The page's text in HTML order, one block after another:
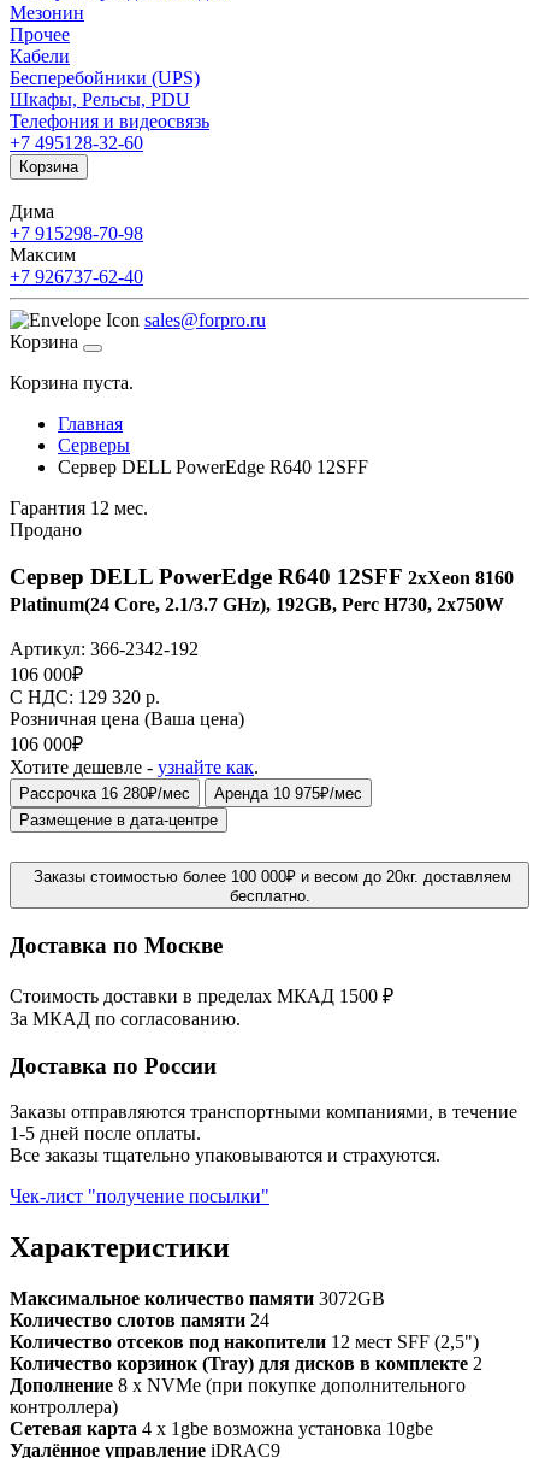
Мезонин
Прочее
Кабели
Бесперебойники (UPS)
Шкафы, Рельсы, PDU
Телефония и видеосвязь
+7 495128-32-60
Корзина
Дима
+7 915298-70-98
Максим
+7 926737-62-40
sales@forpro.ru
Корзина
Корзина пуста.
Главная
Серверы
Сервер DELL PowerEdge R640 12SFF
Гарантия 12 мес.
Продано
Сервер DELL PowerEdge R640 12SFF 2xXeon 8160
Platinum(24 Core, 2.1/3.7 GHz), 192GB, Perc H730, 2x750W
Артикул: 366-2342-192
106 000₽
C НДС: 129 320 р.
Розничная цена (Ваша цена)
106 000₽
Хотите дешевле - узнайте как.
Рассрочка 16 280₽/мес
Аренда 10 975₽/мес
Размещение в дата-центре
Заказы стоимостью более 100 000₽ и весом до 20кг. доставляем
бесплатно.
Доставка по Москве
Стоимость доставки в пределах МКАД 1500 ₽
За МКАД по согласованию.
Доставка по России
Заказы отправляются транспортными компаниями, в течение
1-5 дней после оплаты.
Все заказы тщательно упаковываются и страхуются.
Чек-лист "получение посылки"
Характеристики
Максимальное количество памяти 3072GB
Количество слотов памяти 24
Количество отсеков под накопители 12 мест SFF (2,5")
Количество корзинок (Tray) для дисков в комплекте 2
Дополнение 8 x NVMe (при покупке дополнительного
контроллера)
Сетевая карта 4 x 1gbe возможна установка 10gbe
Удалённое управление iDRAC9